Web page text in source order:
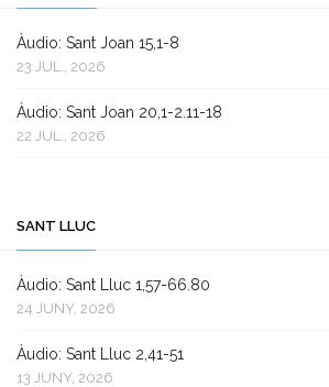
Àudio: Sant Joan 15,1-8
23 JUL., 2026
Àudio: Sant Joan 20,1-2.11-18
22 JUL., 2026
SANT LLUC
Àudio: Sant Lluc 1,57-66.80
24 JUNY, 2026
Àudio: Sant Lluc 2,41-51
13 JUNY, 2026